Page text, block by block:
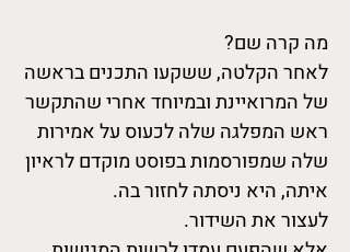
מה קרה שם?
לאחר הקלטה, ששקעו התכנים בראשה
של המרואיינת ובמיוחד אחרי שהתקשר
ראש המפלגה שלה לכעוס על אמירות
שלה שמפורסמות בפוסט מוקדם לראיון
איתה, היא ניסתה לחזור בה.
לעצור את השידור.